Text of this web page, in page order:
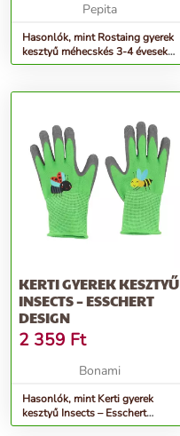
Pepita
Hasonlók, mint Rostaing gyerek
kesztyű méhecskés 3-4 évesek
számára
KERTI GYEREK KESZTYŰ
INSECTS – ESSCHERT
DESIGN
2 359 Ft
Bonami
Hasonlók, mint Kerti gyerek
kesztyű Insects – Esschert
Design